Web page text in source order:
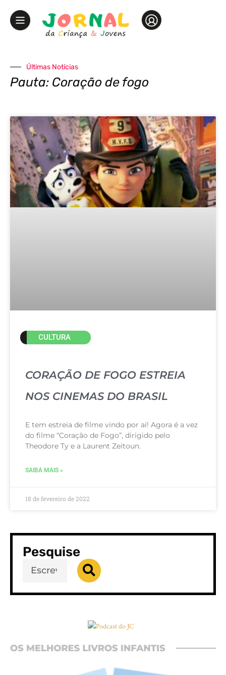
Últimas Notícias
Pauta: Coração de fogo
CULTURA
CORAÇÃO DE FOGO ESTREIA
NOS CINEMAS DO BRASIL
E tem estreia de filme vindo por aí! Agora é a vez
do filme “Coração de Fogo”, dirigido pelo
Theodore Ty e a Laurent Zeitoun.
SAIBA MAIS »
18 de fevereiro de 2022
Pesquise